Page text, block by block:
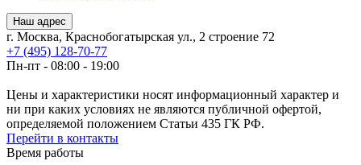
Наш адрес
г. Москва, Краснобогатырская ул., 2 строение 72
+7 (495) 128-70-77
Пн-пт - 08:00 - 19:00
Цены и характеристики носят информационный характер и
ни при каких условиях не являются публичной офертой,
определяемой положением Статьи 435 ГК РФ.
Перейти в контакты
Время работы